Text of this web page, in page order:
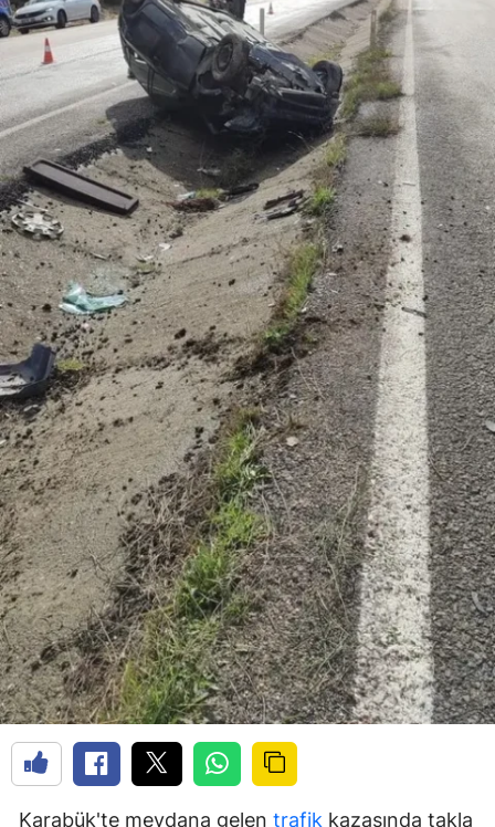
Karabük'te meydana gelen trafik kazasında takla